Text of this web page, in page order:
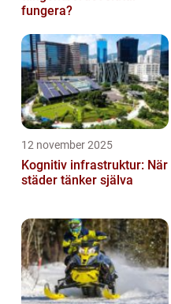
fungera?
12 november 2025
Kognitiv infrastruktur: När
städer tänker själva